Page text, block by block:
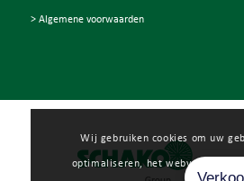
> Algemene voorwaarden
Wij gebruiken cookies om uw
optimaliseren, het webverkeer te